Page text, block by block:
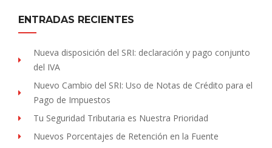
ENTRADAS RECIENTES
Nueva disposición del SRI: declaración y pago conjunto
del IVA
Nuevo Cambio del SRI: Uso de Notas de Crédito para el
Pago de Impuestos
Tu Seguridad Tributaria es Nuestra Prioridad
Nuevos Porcentajes de Retención en la Fuente